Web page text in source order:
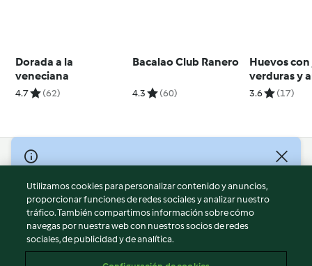
Dorada a la
veneciana
4.7 (62)
Bacalao Club Ranero
4.3 (60)
Huevos
verduras y
3.6 (17)
© Copyright 2026
Términos de uso
Política de privacidad
Aviso legal
Información legal
Utilizamos cookies para personalizar contenido y anuncios,
proporcionar funciones de redes sociales y analizar nuestro
tráfico. También compartimos información sobre cómo
navegas por nuestra web con nuestros socios de redes
sociales, de publicidad y de analítica.